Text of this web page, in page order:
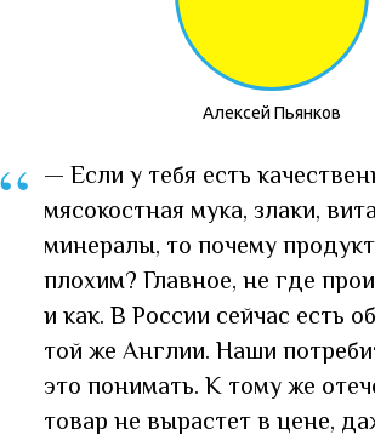
Алексей Пьянков
— Если у тебя есть
мясокостная мука, злаки,
минералы, то почему
плохим? Главное, не где
и как. В России сейчас есть
той же Англии. Наши
это понимать. К тому же
товар не вырастет в цене,